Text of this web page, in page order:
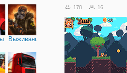
Выживание
собираются захватить
нарисованные
палочек. В игре «Армия
Сопротивление» они
178 16